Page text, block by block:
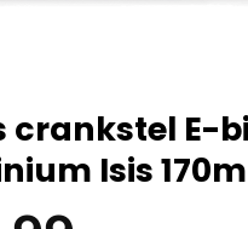
crankstel E-
Isis